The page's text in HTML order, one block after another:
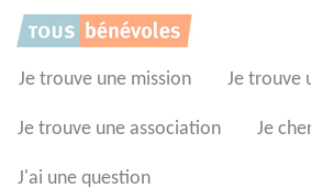
Je trouve une mission Je trouve
Je trouve une association Je
J'ai une question
Panneau de gestion des cookies